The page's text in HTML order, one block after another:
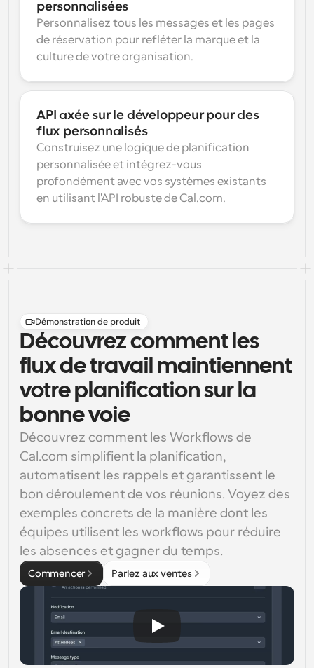
personnalisées
Personnalisez tous les messages et les pages
de réservation pour refléter la marque et la
culture de votre organisation.
API axée sur le développeur pour des
flux personnalisés
Construisez une logique de planification
personnalisée et intégrez-vous
profondément avec vos systèmes existants
en utilisant l'API robuste de Cal.com.
Démonstration de produit
Découvrez comment les
flux de travail maintiennent
votre planification sur la
bonne voie
Découvrez comment les Workflows de
Cal.com simplifient la planification,
automatisent les rappels et garantissent le
bon déroulement de vos réunions. Voyez des
exemples concrets de la manière dont les
équipes utilisent les workflows pour réduire
les absences et gagner du temps.
Commencer Parlez aux ventes